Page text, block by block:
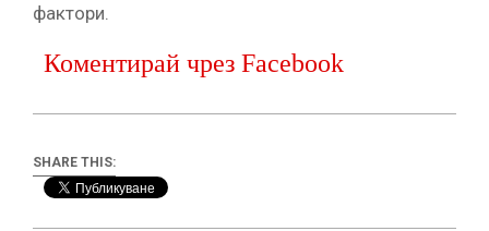
фактори.
Коментирай чрез Facebook
SHARE THIS: